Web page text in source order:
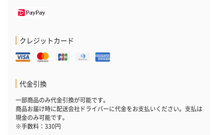
クレジットカード
代金引換
一部商品のみ代金引換が可能です。
商品お届け時に配送会社ドライバーに代金をお支払いください。支払は
現金のみ可能です。
※手数料：330円